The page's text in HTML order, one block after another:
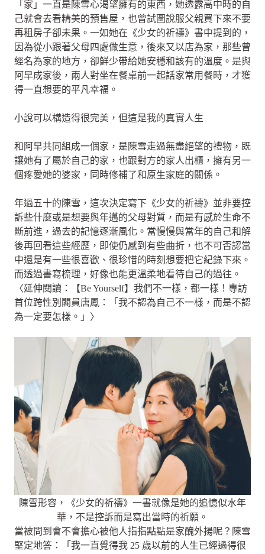
「家」一直是陳雪心渴望擁有的東西，她透露高中時的自
己就會去看精美的預售屋，也曾試圖說服父親買下來不要
再租房子卻未果。一如她在《少女的祈禱》書中提到的，
因為從小跟著父母四處做生意，後來又以店為家，那些曾
經名為家的地方，卻鮮少帶給她安穩和該有的溫度。是與
阿早成家後，兩人對坐在餐桌前一起話家常用餐時，才獲
得一直想要的平凡幸福。
小說可以構造得很完美，但這是我的真實人生
和阿早共同組成一個家，是陳雪走過無盡絕望的禮物，既
讓她有了屬於自己的家，也跟對方的家人出櫃，擁有另一
個疼愛她的婆家，同時修補了和原生家庭的關係。
年過五十的陳雪，這次決定寫下《少女的祈禱》並非要控
訴些什麼或是想要與年邁的父母對質，而是有感於生命不
斷前進，過去的記憶逐漸風化。當慢慢與當年的自己和解
後再回看這些經歷，即使仍感到有些曲折，也不可否認當
中還是有一些很喜歡、很珍惜的時刻想要把它紀錄下來。
而透過書寫梳理，好像也能更溫柔地看待自己的過往。
〈延伸閱讀：【Be Yourself】我們不一樣，都一樣！專訪
首位跨性別閣員唐鳳：「我不認為自己不一樣，而是不認
為一定要怎樣。」〉
陳雪形容，《少女的祈禱》一書就像是她的追憶似水年
華，不是控訴而是寫出當時的祈願。
當被問到會不會擔心被他人指指點點是家醜外揚呢？陳雪
堅定地答：「我一直覺得我 25 歲以前的人生已經過得很